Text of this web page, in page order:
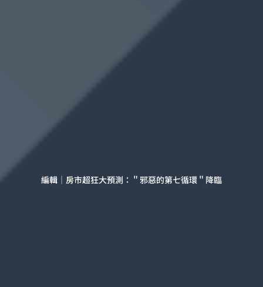
編輯｜房市超狂大預測：＂邪惡的第七循環＂降臨